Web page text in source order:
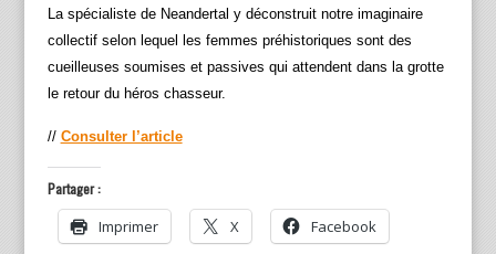
La spécialiste de Neandertal y déconstruit notre imaginaire
collectif selon lequel les femmes préhistoriques sont des
cueilleuses soumises et passives qui attendent dans la grotte
le retour du héros chasseur.
// Consulter l’article
Partager :
Imprimer X Facebook